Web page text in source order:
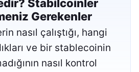
Stabilcoinler
Gerekenler
nasıl çalıştığı, hangi
ve bir stablecoinin
nasıl kontrol